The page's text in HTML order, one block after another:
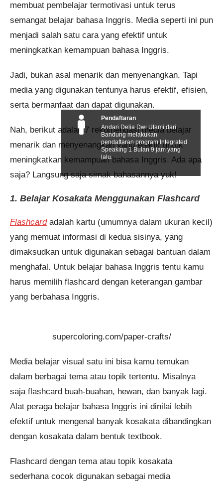
membuat pembelajar termotivasi untuk terus
semangat belajar bahasa Inggris. Media seperti ini pun
menjadi salah satu cara yang efektif untuk
meningkatkan kemampuan bahasa Inggris.
Jadi, bukan asal menarik dan menyenangkan. Tapi
media yang digunakan tentunya harus efektif, efisien,
serta bermanfaat dan dapat digunakan.
Nah, berikut adalah 7 rekomendasi media belajar
menarik dan menyenangkan yang efektif untuk
meningkatkan kemampuan bahasa Inggris. Ada apa
saja? Langsung saja simak bahasannya yuk!
1. Belajar Kosakata Menggunakan Flashcard
Flashcardadalah kartu (umumnya dalam ukuran kecil)
yang memuat informasi di kedua sisinya, yang
dimaksudkan untuk digunakan sebagai bantuan dalam
menghafal. Untuk belajar bahasa Inggris tentu kamu
harus memilih flashcard dengan keterangan gambar
yang berbahasa Inggris.
supercoloring.com/paper-crafts/
Media belajar visual satu ini bisa kamu temukan
dalam berbagai tema atau topik tertentu. Misalnya
saja flashcard buah-buahan, hewan, dan banyak lagi.
Alat peraga belajar bahasa Inggris ini dinilai lebih
efektif untuk mengenal banyak kosakata dibandingkan
dengan kosakata dalam bentuk textbook.
Flashcard dengan tema atau topik kosakata
sederhana cocok digunakan sebagai media
Pendaftaran
Andari Delia Dwi Utami dari
Bandung melakukan
pendaftaran program Integrated
Speaking 1 Bulan 9 jam yang
lalu.